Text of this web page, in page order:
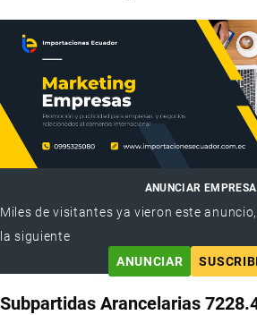
ANUNCIAR EMPRESA
Miles de visitantes ya vieron este
la siguiente
ANUNCIAR
Subpartidas Arancelarias